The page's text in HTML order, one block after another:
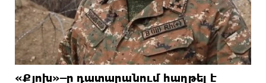
«Քյոխ»–ը դատարանում հաղթել է